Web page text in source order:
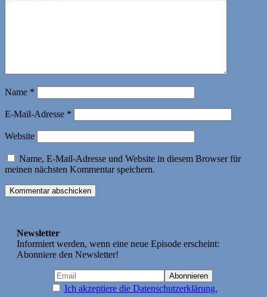
Name *
E-Mail-Adresse *
Website
Name, E-Mail-Adresse und Website in diesem Browser für
meinen nächsten Kommentar speichern.
Newsletter
Informiert werden, wenn eine neue Episode erscheint:
Abonniere den Newsletter!
Ich akzeptiere die Datenschutzerklärung.